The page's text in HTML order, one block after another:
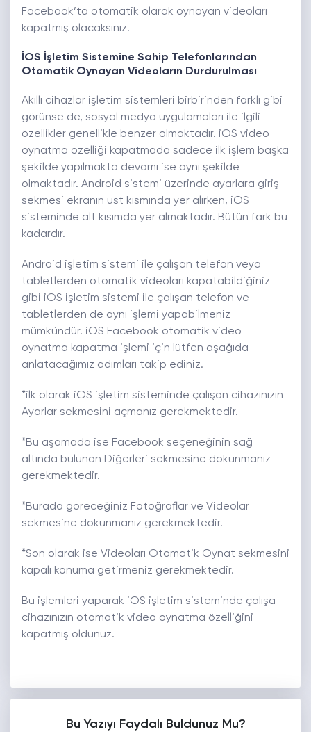
Facebook’ta otomatik olarak oynayan videoları
kapatmış olacaksınız.
İOS İşletim Sistemine Sahip Telefonlarından
Otomatik Oynayan Videoların Durdurulması
Akıllı cihazlar işletim sistemleri birbirinden farklı gibi
görünse de, sosyal medya uygulamaları ile ilgili
özellikler genellikle benzer olmaktadır. iOS video
oynatma özelliği kapatmada sadece ilk işlem başka
şekilde yapılmakta devamı ise aynı şekilde
olmaktadır. Android sistemi üzerinde ayarlara giriş
sekmesi ekranın üst kısmında yer alırken, iOS
sisteminde alt kısımda yer almaktadır. Bütün fark bu
kadardır.
Android işletim sistemi ile çalışan telefon veya
tabletlerden otomatik videoları kapatabildiğiniz
gibi iOS işletim sistemi ile çalışan telefon ve
tabletlerden de aynı işlemi yapabilmeniz
mümkündür. iOS Facebook otomatik video
oynatma kapatma işlemi için lütfen aşağıda
anlatacağımız adımları takip ediniz.
*ilk olarak iOS işletim sisteminde çalışan cihazınızın
Ayarlar sekmesini açmanız gerekmektedir.
*Bu aşamada ise Facebook seçeneğinin sağ
altında bulunan Diğerleri sekmesine dokunmanız
gerekmektedir.
*Burada göreceğiniz Fotoğraflar ve Videolar
sekmesine dokunmanız gerekmektedir.
*Son olarak ise Videoları Otomatik Oynat sekmesini
kapalı konuma getirmeniz gerekmektedir.
Bu işlemleri yaparak iOS işletim sisteminde çalışa
cihazınızın otomatik video oynatma özelliğini
kapatmış oldunuz.
Bu Yazıyı Faydalı Buldunuz Mu?